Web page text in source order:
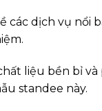
các dịch vụ nổi
liệu bền bỉ
standee này.